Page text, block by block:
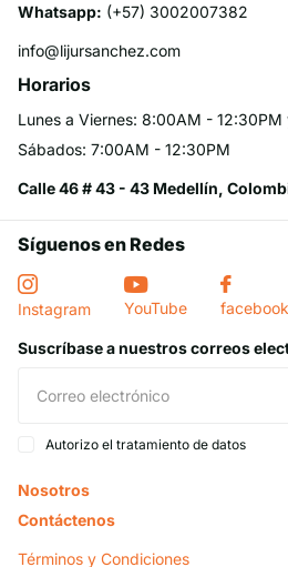
Whatsapp: (+57) 3002007382
info@lijursanchez.com
Horarios
Lunes a Viernes: 8:00AM -
Sábados: 7:00AM - 12:30PM
Calle 46 # 43 - 43 Medellín,
Síguenos en Redes
Instagram YouTube facebook
Suscríbase a nuestros correos
Autorizo el tratamiento de datos
Nosotros
Contáctenos
Términos y Condiciones